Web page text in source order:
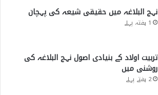
نہج البلاغہ میں حقیقی شیعہ کی پہچان
1 ہفتہ پہلے
تربیت اولاد کے بنیادی اصول نہج البلاغہ کی
روشنی میں
2 ہفتے پہلے